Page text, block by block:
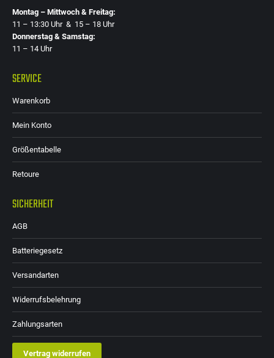
Montag – Mittwoch & Freitag:
11 – 13:30 Uhr & 15 – 18 Uhr
Donnerstag & Samstag:
11 – 14 Uhr
SERVICE
Warenkorb
Mein Konto
Größentabelle
Retoure
SICHERHEIT
AGB
Batteriegesetz
Versandarten
Widerrufsbelehrung
Zahlungsarten
Vertrag widerrufen